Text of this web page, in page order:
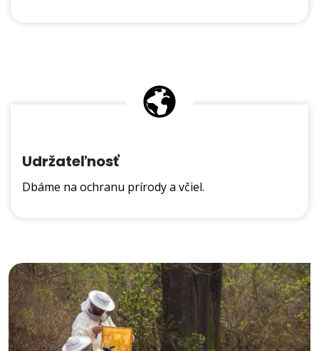
Udržateľnosť
Dbáme na ochranu prírody a včiel.